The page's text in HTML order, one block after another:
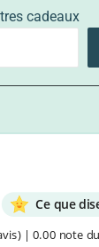
cadeaux
Ce que
| 0.00 note